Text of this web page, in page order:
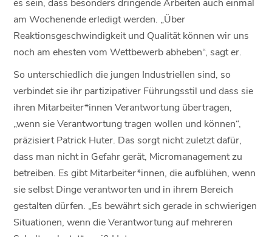
am Wochenende erledigt werden. „Über
Reaktionsgeschwindigkeit und Qualität können wir uns
noch am ehesten vom Wettbewerb abheben“, sagt er.
So unterschiedlich die jungen Industriellen sind, so
verbindet sie ihr partizipativer Führungsstil und dass sie
ihren Mitarbeiter*innen Verantwortung übertragen,
„wenn sie Verantwortung tragen wollen und können“,
präzisiert Patrick Huter. Das sorgt nicht zuletzt dafür,
dass man nicht in Gefahr gerät, Micromanagement zu
betreiben. Es gibt Mitarbeiter*innen, die aufblühen, wenn
sie selbst Dinge verantworten und in ihrem Bereich
gestalten dürfen. „Es bewährt sich gerade in schwierigen
Situationen, wenn die Verantwortung auf mehreren